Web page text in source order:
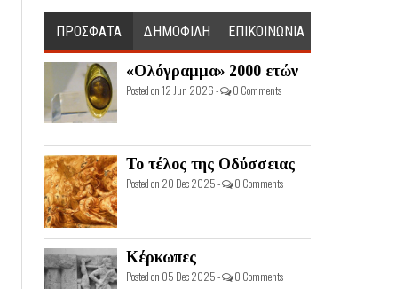
ΠΡΟΣΦΑΤΑ ΔΗΜΟΦΙΛΗ ΕΠΙΚΟΙΝΩΝΙΑ
«Ολόγραμμα» 2000 ετών
Posted on 12 Jun 2026 - 0 Comments
Το τέλος της Οδύσσειας
Posted on 20 Dec 2025 - 0 Comments
Κέρκωπες
Posted on 05 Dec 2025 - 0 Comments